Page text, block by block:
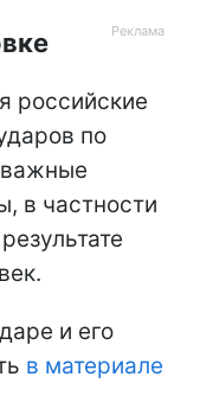
российские
по
важные
в частности
и его
в материале